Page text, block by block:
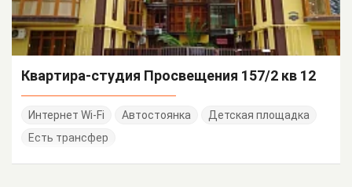
Квартира-студия Просвещения 157/2 кв 12
Интернет Wi-Fi Автостоянка
Детская площадка
Есть трансфер